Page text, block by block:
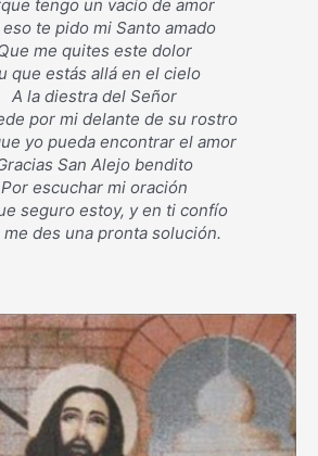
tengo un vacío de amor
eso te pido mi Santo amado
me quites este dolor
que estás allá en el cielo
A la diestra del Señor
por mi delante de su rostro
yo pueda encontrar el amor
San Alejo bendito
Por escuchar mi oración
seguro estoy, y en ti confío
me des una pronta solución.